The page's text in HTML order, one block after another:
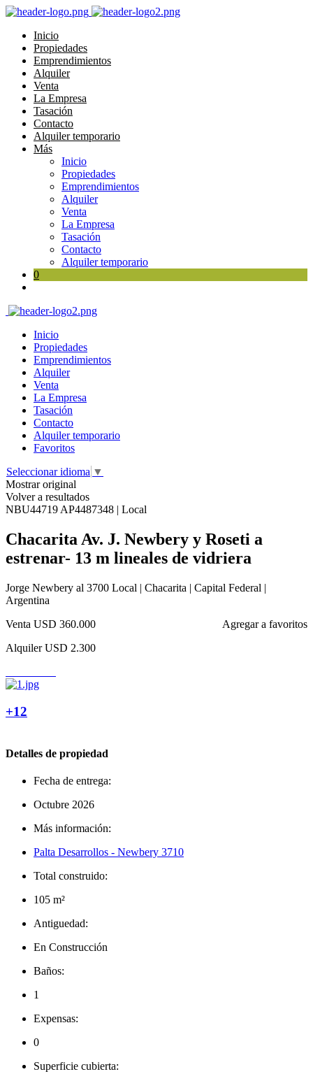
Inicio
Propiedades
Emprendimientos
Alquiler
Venta
La Empresa
Tasación
Contacto
Alquiler temporario
Más
Inicio
Propiedades
Emprendimientos
Alquiler
Venta
La Empresa
Tasación
Contacto
Alquiler temporario
0
Inicio
Propiedades
Emprendimientos
Alquiler
Venta
La Empresa
Tasación
Contacto
Alquiler temporario
Favoritos
Seleccionar idioma ▼
Mostrar original
Volver a resultados
NBU44719 AP4487348 | Local
Chacarita Av. J. Newbery y Roseti a
estrenar- 13 m lineales de vidriera
Jorge Newbery al 3700 Local | Chacarita | Capital Federal |
Argentina
Agregar a favoritos
Venta USD 360.000
Alquiler USD 2.300
+12
Detalles de propiedad
Fecha de entrega:
Octubre 2026
Más información:
Palta Desarrollos - Newbery 3710
Total construido:
105 m²
Antiguedad:
En Construcción
Baños:
1
Expensas:
0
Superficie cubierta: